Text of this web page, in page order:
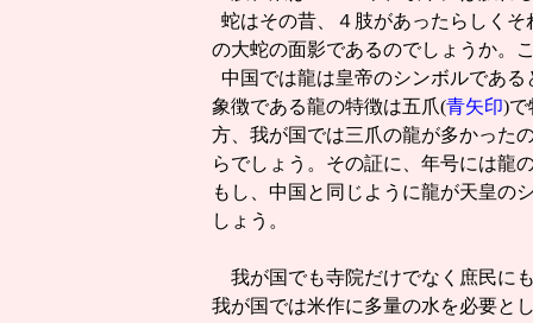
蛇はその昔、４肢があったらしく
の大蛇の面影であるのでしょうか。
中国では龍は皇帝のシンボルであ
象徴である龍の特徴は五爪(青矢印)で
方、我が国では三爪の龍が多かった
らでしょう。その証に、年号には龍
もし、中国と同じように龍が天皇の
しょう。
我が国でも寺院だけでなく庶民に
我が国では米作に多量の水を必要と